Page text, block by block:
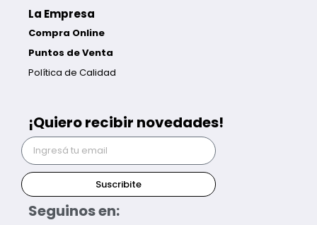
La Empresa
Compra Online
Puntos de Venta
Política de Calidad
¡Quiero recibir novedades!
Suscribite
Seguinos en: